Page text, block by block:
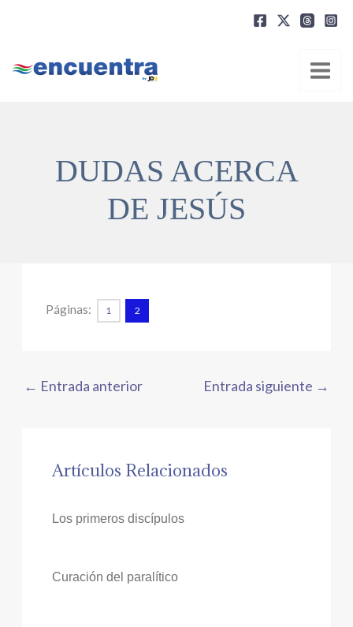
DUDAS ACERCA
DE JESÚS
Páginas: 1 2
← Entrada anterior Entrada siguiente →
Artículos Relacionados
Los primeros discípulos
Curación del paralítico